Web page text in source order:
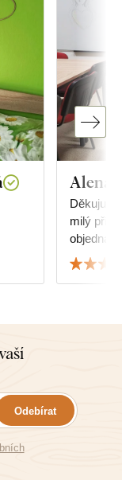
Alena
Děkuju
milý
objednávky. Mandala
Odebírat